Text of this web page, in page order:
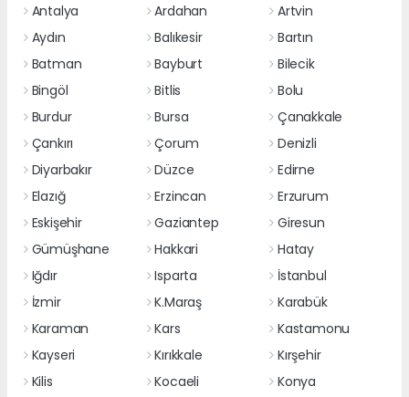
Antalya
Ardahan
Artvin
Aydın
Balıkesir
Bartın
Batman
Bayburt
Bilecik
Bingöl
Bitlis
Bolu
Burdur
Bursa
Çanakkale
Çankırı
Çorum
Denizli
Diyarbakır
Düzce
Edirne
Elazığ
Erzincan
Erzurum
Eskişehir
Gaziantep
Giresun
Gümüşhane
Hakkari
Hatay
Iğdır
Isparta
İstanbul
İzmir
K.Maraş
Karabük
Karaman
Kars
Kastamonu
Kayseri
Kırıkkale
Kırşehir
Kilis
Kocaeli
Konya